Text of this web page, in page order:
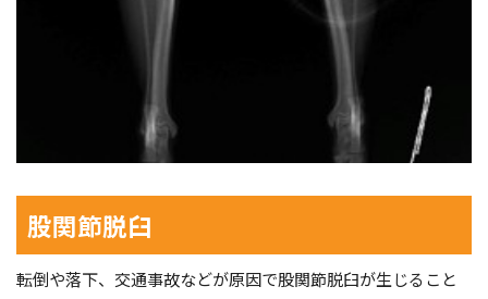
股関節脱臼
転倒や落下、交通事故などが原因で股関節脱臼が生じること